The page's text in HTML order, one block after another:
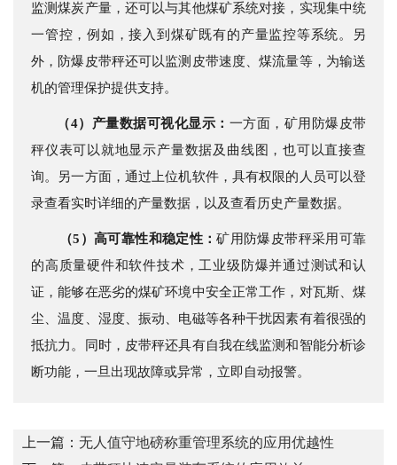
监测煤炭产量，还可以与其他煤矿系统对接，实现集中统
一管控，例如，接入到煤矿既有的产量监控等系统。另
外，防爆皮带秤还可以监测皮带速度、煤流量等，为输送
机的管理保护提供支持。
（4） 产量数据可视化显示： 一方面，矿用防爆皮带
秤仪表可以就地显示产量数据及曲线图，也可以直接查
询。另一方面，通过上位机软件，具有权限的人员可以登
录查看实时详细的产量数据，以及查看历史产量数据。
（5）高可靠性和稳定性：矿用防爆皮带秤采用可靠
的高质量硬件和软件技术，工业级防爆并通过测试和认
证，能够在恶劣的煤矿环境中安全正常工作，对瓦斯、煤
尘、温度、湿度、振动、电磁等各种干扰因素有着很强的
抵抗力。同时，皮带秤还具有自我在线监测和智能分析诊
断功能，一旦出现故障或异常，立即自动报警。
上一篇： 无人值守地磅称重管理系统的应用优越性